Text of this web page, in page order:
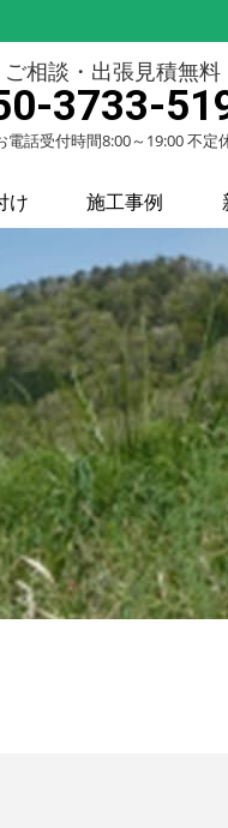
ご相談・出張見積無料
3733-
電話受付時間8:00～19:00 不定
け 施工事例